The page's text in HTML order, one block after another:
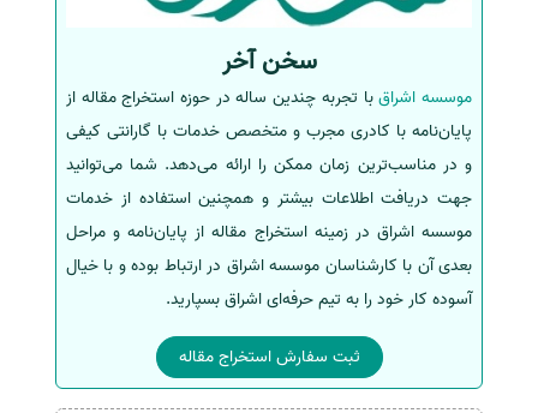
سخن آخر
موسسه اشراقبا تجربه چندین ساله در حوزه استخراج مقاله از
پایان‌نامه با کادری مجرب و متخصص خدمات با گارانتی کیفی
و در مناسب‌ترین زمان ممکن را ارائه می‌دهد. شما می‌توانید
جهت دریافت اطلاعات بیشتر و همچنین استفاده از خدمات
موسسه اشراق در زمینه استخراج مقاله از پایان‌نامه و مراحل
بعدی آن با کارشناسان موسسه اشراق در ارتباط بوده و با خیال
آسوده کار خود را به تیم حرفه‌ای اشراق بسپارید.
ثبت سفارش استخراج مقاله